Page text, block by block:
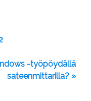
-työpöydällä
sateenmittarilla? »